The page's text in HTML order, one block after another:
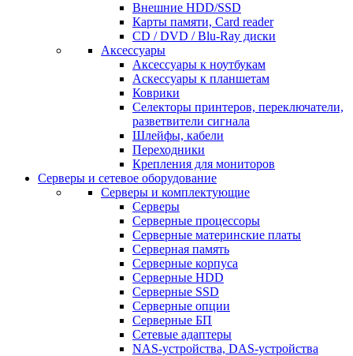
Внешние HDD/SSD
Карты памяти, Card reader
CD / DVD / Blu-Ray диски
Аксессуары
Аксессуары к ноутбукам
Аскессуары к планшетам
Коврики
Селекторы принтеров, переключатели,
разветвители сигнала
Шлейфы, кабели
Переходники
Крепления для мониторов
Серверы и сетевое оборудование
Серверы и комплектующие
Серверы
Серверные процессоры
Серверные материнские платы
Серверная память
Серверные корпуса
Серверные HDD
Серверные SSD
Серверные опции
Серверные БП
Сетевые адаптеры
NAS-устройства, DAS-устройства